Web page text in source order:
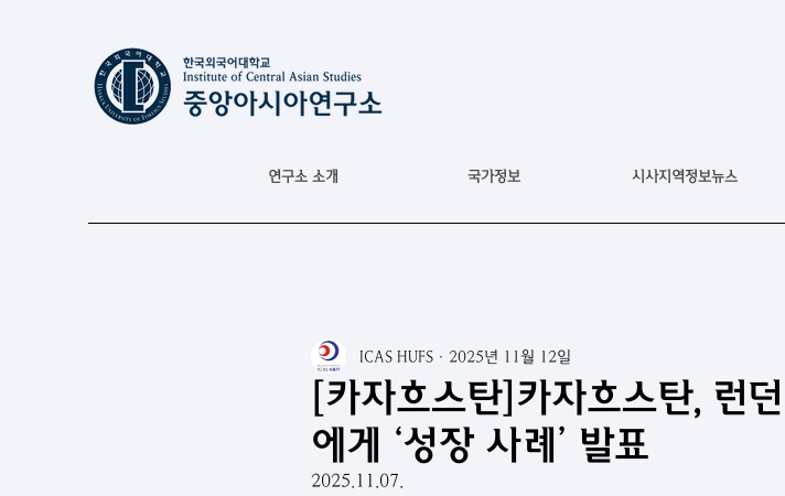
연구소 소개 국가정보 시사지역정보뉴스
[카자흐스탄]카자흐스탄, 런
에게 ‘성장 사례’ 발표
ICAS HUFS 2025년 11월 12일
2025.11.07.